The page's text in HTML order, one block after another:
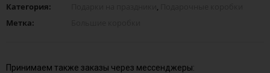
Категория:
,
Метка:
Принимаем также заказы через мессенджеры: